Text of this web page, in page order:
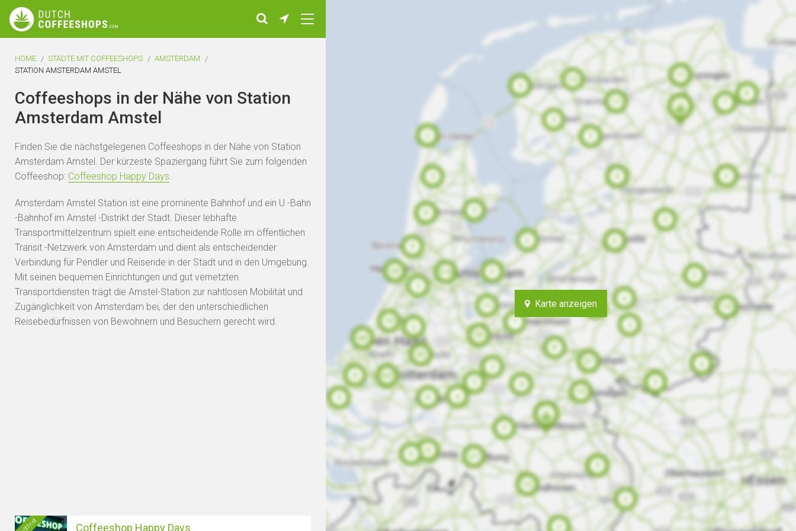
Karte anzeigen
HOME STÄDTE MIT COFFEESHOPS
AMSTERDAM
STATION AMSTERDAM AMSTEL
Coffeeshops in der Nähe von Station
Amsterdam Amstel
Finden Sie die nächstgelegenen Coffeeshops in der Nähe von Station
Amsterdam Amstel. Der kürzeste Spaziergang führt Sie zum folgenden
Coffeeshop: Coffeeshop Happy Days.
Amsterdam Amstel Station ist eine prominente Bahnhof und ein U -Bahn
-Bahnhof im Amstel -Distrikt der Stadt. Dieser lebhafte
Transportmittelzentrum spielt eine entscheidende Rolle im öffentlichen
Transit -Netzwerk von Amsterdam und dient als entscheidender
Verbindung für Pendler und Reisende in der Stadt und in den Umgebung.
Mit seinen bequemen Einrichtungen und gut vernetzten
Transportdiensten trägt die Amstel-Station zur nahtlosen Mobilität und
Zugänglichkeit von Amsterdam bei, der den unterschiedlichen
Reisebedürfnissen von Bewohnern und Besuchern gerecht wird.
Coffeeshop Happy Days